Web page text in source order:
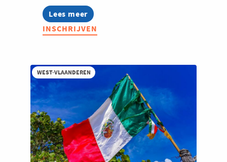
Lees meer
about
Douanecongres
2026
INSCHRIJVEN
WEST-VLAANDEREN